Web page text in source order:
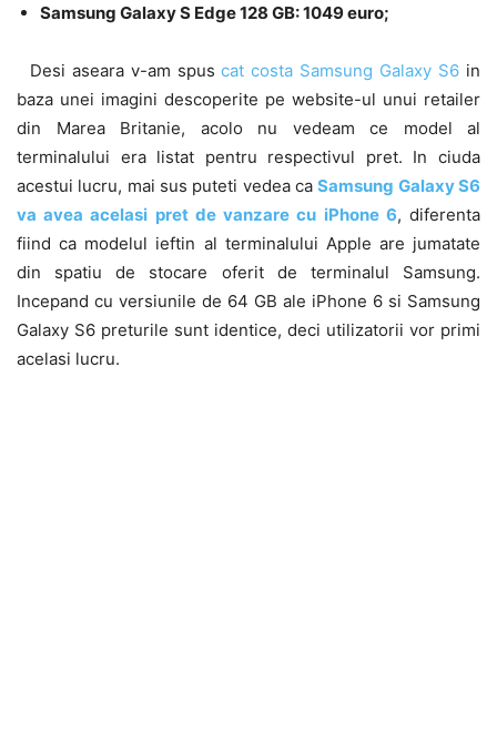
Samsung Galaxy S Edge 128 GB: 1049 euro;
Desi aseara v-am spuscat costa Samsung Galaxy S6 in
baza unei imagini descoperite pe website-ul unui retailer
din Marea Britanie, acolo nu vedeam ce model al
terminalului era listat pentru respectivul pret. In ciuda
acestui lucru, mai sus puteti vedea caSamsung Galaxy S6
va avea acelasi pret de vanzare cu iPhone 6, diferenta
fiind ca modelul ieftin al terminalului Apple are jumatate
din spatiu de stocare oferit de terminalul Samsung.
Incepand cu versiunile de 64 GB ale iPhone 6 si Samsung
Galaxy S6 preturile sunt identice, deci utilizatorii vor primi
acelasi lucru.